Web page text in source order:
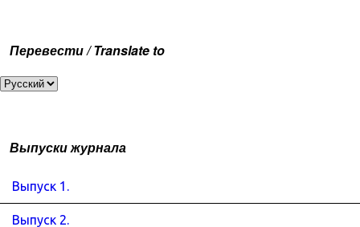
Перевести / Translate to
Выпуски журнала
Выпуск 1.
Выпуск 2.